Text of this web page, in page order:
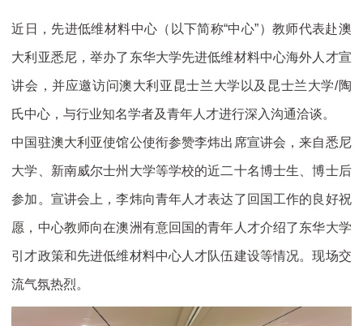
近日，先进低维材料中心（以下简称“中心”）教师代表赴澳
大利亚悉尼，举办了东华大学先进低维材料中心海外人才宣
讲会，并应邀访问澳大利亚昆士兰大学以及昆士兰大学/陶
氏中心，与行业知名学者及青年人才进行深入沟通洽谈。
中国驻澳大利亚使馆公使衔参赞李炜出席宣讲会，来自悉尼
大学、新南威尔士州大学等学校的近二十名博士生、博士后
参加。宣讲会上，李炜向青年人才表达了回国工作的良好祝
愿，中心教师向在澳洲有意回国的青年人才介绍了东华大学
引才政策和先进低维材料中心人才队伍建设等情况。现场交
流气氛热烈。